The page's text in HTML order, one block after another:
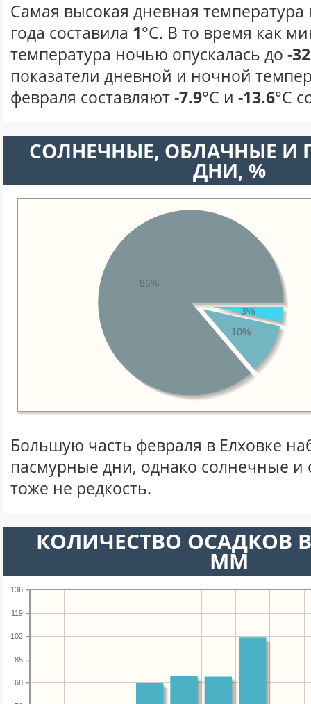
Самая высокая дневная температура
года составила 1°С. В то время как
температура ночью опускалась до -32
показатели дневной и ночной
февраля составляют-7.9°С и -13.6°С
CОЛНЕЧНЫЕ, ОБЛАЧНЫЕ И
ДНИ, %
3%
10%
86%
Большую часть февраля в Елховке
пасмурные дни, однако солнечные
тоже не редкость.
КОЛИЧЕСТВО ОСАДКОВ
ММ
68
85
102
119
136